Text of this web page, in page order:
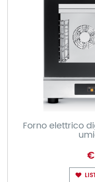
Forno elettrico
€